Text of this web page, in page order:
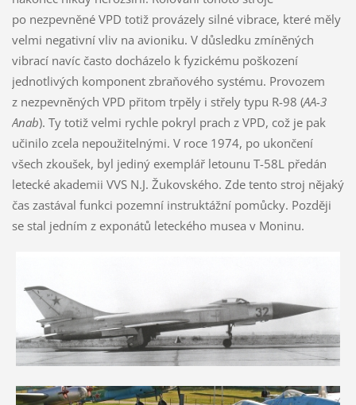
po nezpevněné VPD totiž provázely silné vibrace, které měly
velmi negativní vliv na avioniku. V důsledku zmíněných
vibrací navíc často docházelo k fyzickému poškození
jednotlivých komponent zbraňového systému. Provozem
z nezpevněných VPD přitom trpěly i střely typu R-98 (AA-3
Anab). Ty totiž velmi rychle pokryl prach z VPD, což je pak
učinilo zcela nepoužitelnými. V roce 1974, po ukončení
všech zkoušek, byl jediný exemplář letounu T-58L předán
letecké akademii VVS N.J. Žukovského. Zde tento stroj nějaký
čas zastával funkci pozemní instruktážní pomůcky. Později
se stal jedním z exponátů leteckého musea v Moninu.